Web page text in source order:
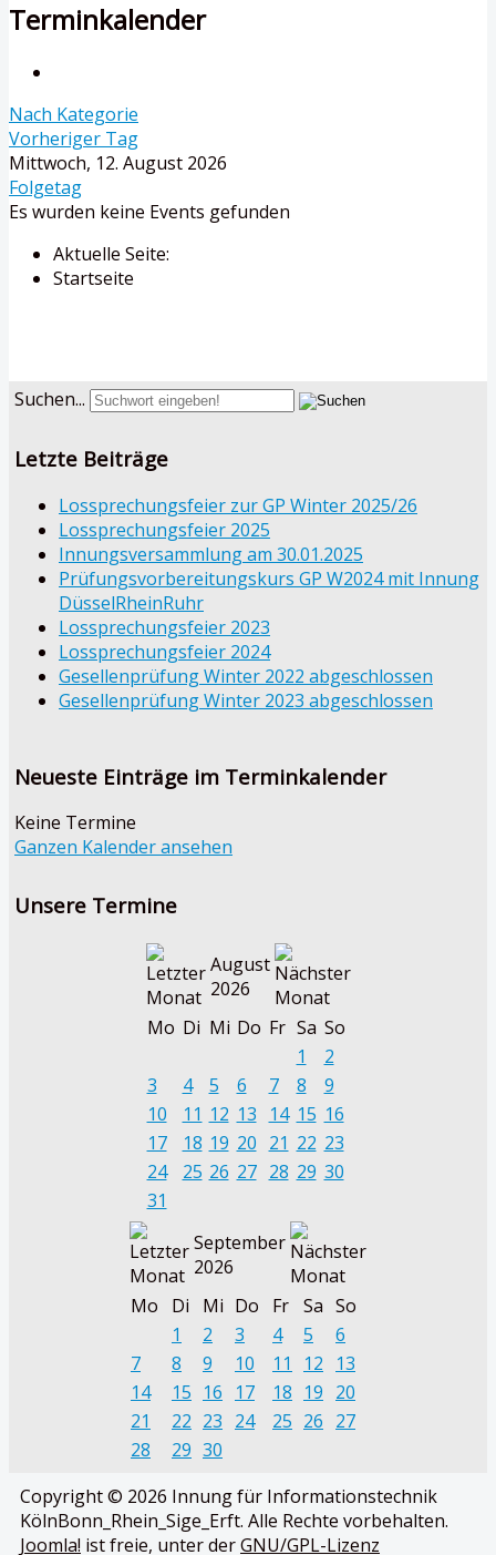
Terminkalender
Nach Kategorie
Vorheriger Tag
Mittwoch, 12. August 2026
Folgetag
Es wurden keine Events gefunden
Aktuelle Seite:
Startseite
Suchen...
Letzte Beiträge
Lossprechungsfeier zur GP Winter 2025/26
Lossprechungsfeier 2025
Innungsversammlung am 30.01.2025
Prüfungsvorbereitungskurs GP W2024 mit Innung
DüsselRheinRuhr
Lossprechungsfeier 2023
Lossprechungsfeier 2024
Gesellenprüfung Winter 2022 abgeschlossen
Gesellenprüfung Winter 2023 abgeschlossen
Neueste Einträge im Terminkalender
Keine Termine
Ganzen Kalender ansehen
Unsere Termine
August
2026
Mo Di Mi Do Fr Sa So
1
2
3
4 5 6 7 8
9
10
11 12 13 14 15 16
17
18 19 20 21 22 23
24
25 26 27 28 29 30
31
September
2026
Mo
Di Mi Do Fr Sa So
1
2 3 4 5
6
7
8 9 10 11 12
13
14
15 16 17 18 19 20
21
22 23 24 25 26 27
28
29 30
Copyright © 2026 Innung für Informationstechnik
KölnBonn_Rhein_Sige_Erft. Alle Rechte vorbehalten.
Joomla! ist freie, unter derGNU/GPL-Lizenz